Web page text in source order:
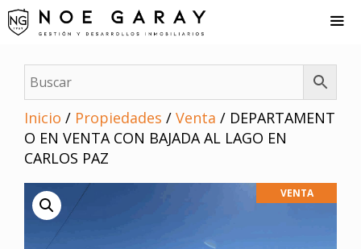
Saltar
al
Inicio / Propiedades / Venta / DEPARTAMENT
O EN VENTA CON BAJADA AL LAGO EN
CARLOS PAZ
VENTA